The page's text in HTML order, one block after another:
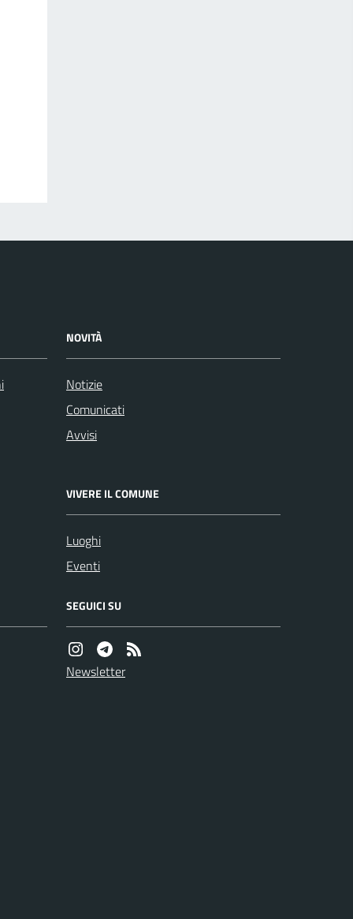
NOVITÀ
Notizie
Comunicati
Avvisi
VIVERE IL COMUNE
Luoghi
Eventi
SEGUICI SU
Newsletter